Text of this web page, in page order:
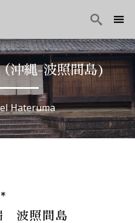

Skip
to
content
沖縄-波照間島)
Hateruma
波照間島